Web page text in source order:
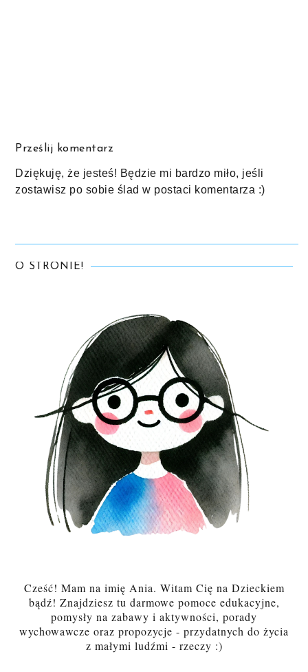
Prześlij komentarz
Dziękuję, że jesteś! Będzie mi bardzo miło, jeśli
zostawisz po sobie ślad w postaci komentarza :)
O STRONIE!
Cześć! Mam na imię Ania. Witam Cię na Dzieckiem
bądź! Znajdziesz tu darmowe pomoce edukacyjne,
pomysły na zabawy i aktywności, porady
wychowawcze oraz propozycje - przydatnych do życia
z małymi ludźmi - rzeczy :)